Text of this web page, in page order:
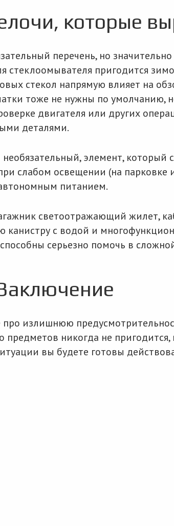
которые
перечень, но
стеклоомывателя пригодится
стекол напрямую влияет на
тоже не нужны по умолчанию,
двигателя или других
деталями.
элемент, который
слабом освещении (на парковке
питанием.
светоотражающий жилет,
канистру с водой и
серьезно помочь в
излишнюю
предметов никогда не
вы будете готовы